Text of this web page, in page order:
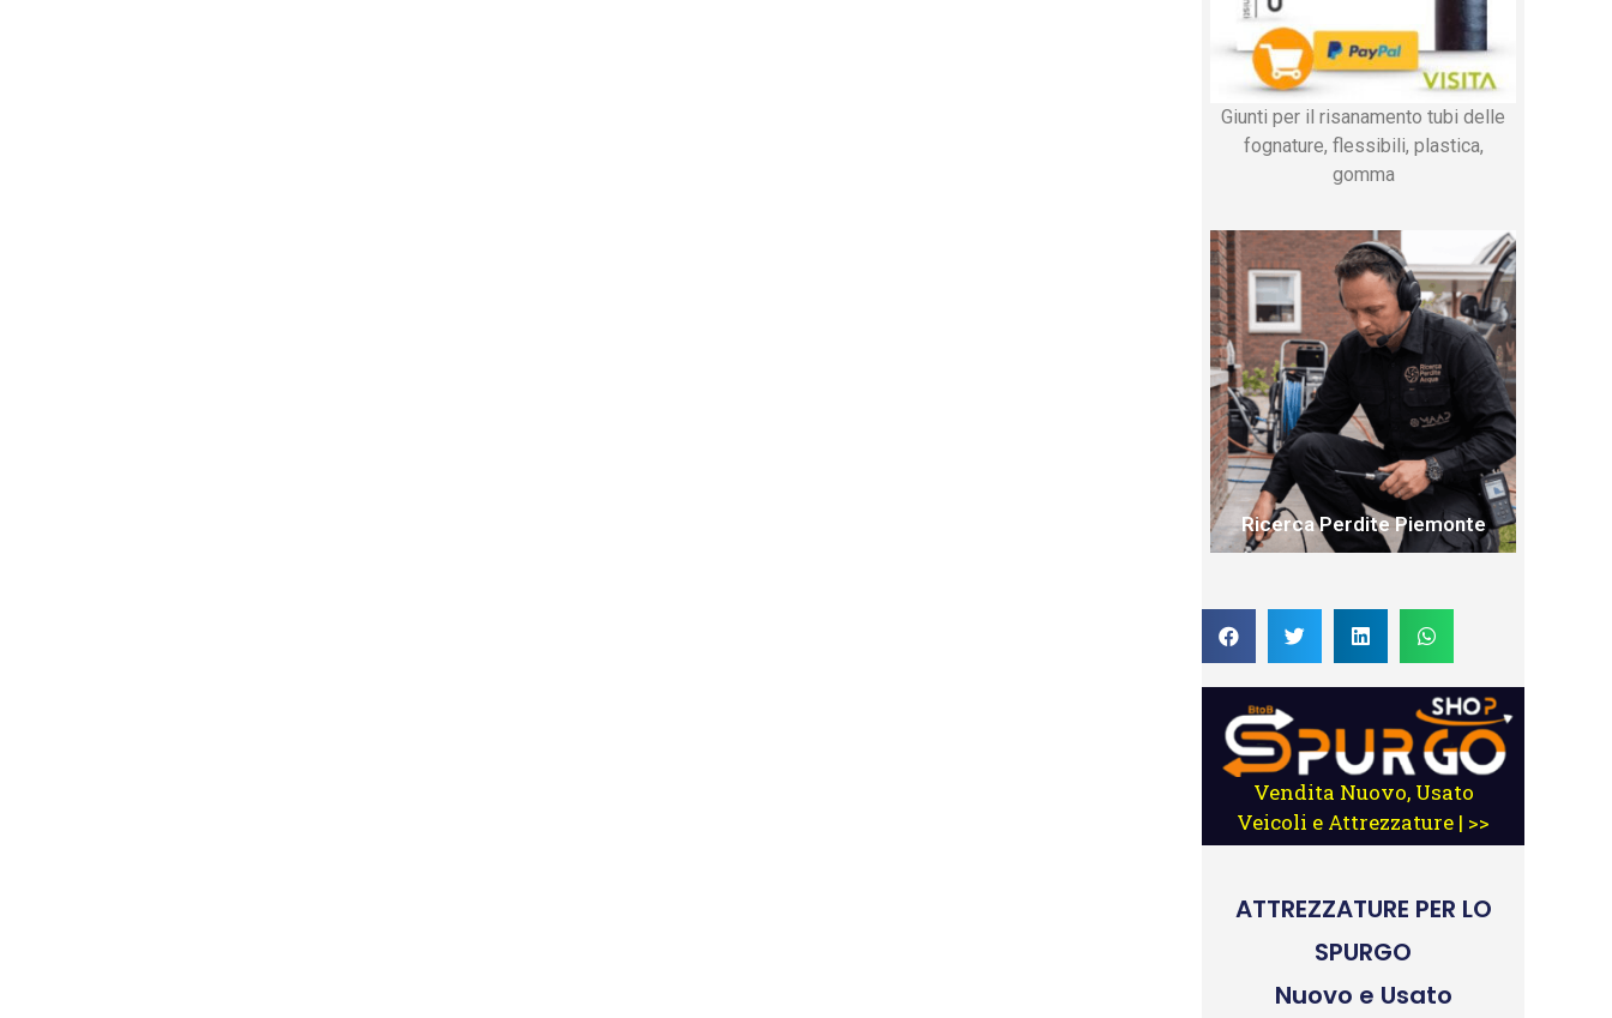
Giunti per il risanamento tubi delle
fognature, flessibili, plastica,
gomma
Ricerca Perdite Piemonte
Vendita Nuovo, Usato
Veicoli e Attrezzature | >>
ATTREZZATURE PER LO
SPURGO
Nuovo e Usato